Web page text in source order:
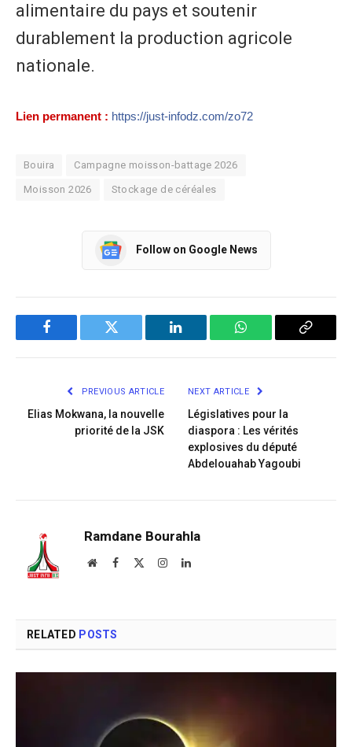
alimentaire du pays et soutenir
durablement la production agricole
nationale.
Lien permanent : https://just-infodz.com/zo72
Bouira Campagne moisson-battage 2026
Moisson 2026 Stockage de céréales
Follow on Google News
Facebook Twitter LinkedIn WhatsApp Copy
PREVIOUS ARTICLE
Elias Mokwana, la nouvelle
priorité de la JSK
NEXT ARTICLE
Législatives pour la
diaspora : Les vérités
explosives du député
Abdelouahab Yagoubi
Ramdane Bourahla
WebsiteFacebook InstagramLinkedIn
RELATED POSTS